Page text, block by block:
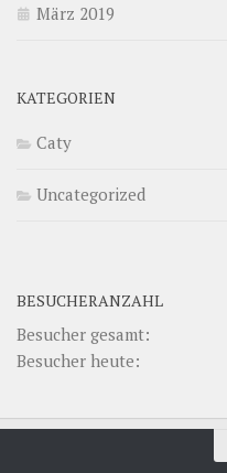
März 2019
KATEGORIEN
Caty
Uncategorized
BESUCHERANZAHL
Besucher gesamt:
Besucher heute: